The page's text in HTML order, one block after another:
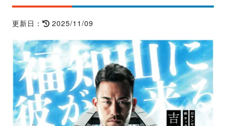
更新日： 2025/11/09